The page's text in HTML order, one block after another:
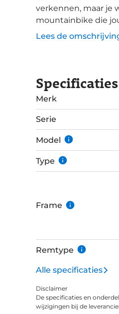
verkennen, maar je
mountainbike die
genieten. Dankzij de krachtige Bosch Performance Line CX motor met 85NM koppel kan je
maken dan is er een
uitgerust met
100mm veerweg
plezier. De kleinere
27,5' wielen in plaats
Lees de
Specificaties
Merk
Serie
Model
Type
Frame
Remtype
Alle specificaties
Disclaimer
De specificaties en
wijzigingen bij de